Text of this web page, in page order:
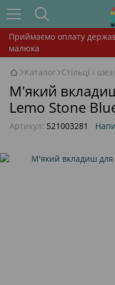
Приймаємо оплату
малюка
Каталог Стільці і
М'який
Lemo Stone
Артикул: 521003281